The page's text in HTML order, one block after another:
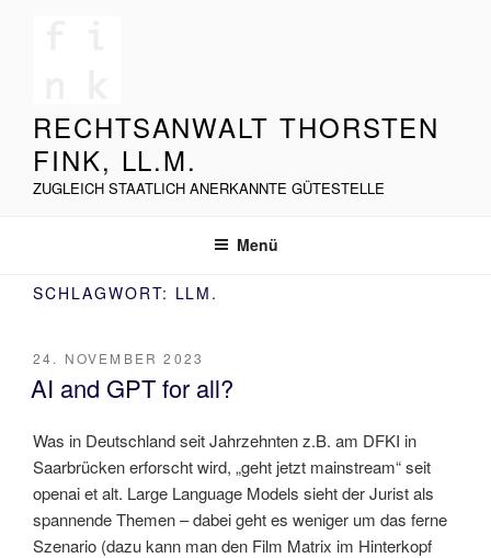
RECHTSANWALT THORSTEN
FINK, LL.M.
ZUGLEICH STAATLICH ANERKANNTE GÜTESTELLE
Menü
SCHLAGWORT: LLM.
VERÖFFENTLICHT
AM
24. NOVEMBER 2023
AI and GPT for all?
Was in Deutschland seit Jahrzehnten z.B. am DFKI in
Saarbrücken erforscht wird, „geht jetzt mainstream“ seit
openai et alt. Large Language Models sieht der Jurist als
spannende Themen – dabei geht es weniger um das ferne
Szenario (dazu kann man den Film Matrix im Hinterkopf